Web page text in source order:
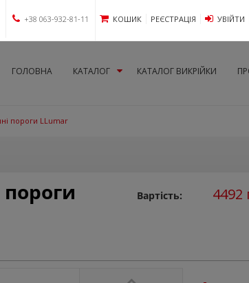
+38 063-932-81-11 КОШИК РЕЄСТРАЦІЯ УВIЙТИ
ГОЛОВНА КАТАЛОГ КАТАЛОГ ВИКРІЙКИ
пороги LLumar
Вартість: 4492